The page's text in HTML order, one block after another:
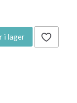
i lager